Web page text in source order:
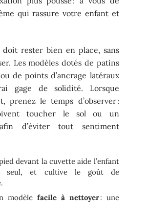
qui rassure votre enfant et
doit rester bien en place, sans
Les modèles dotés de patins
de points d’ancrage latéraux
gage de solidité. Lorsque
prenez le temps d’observer :
toucher le sol ou un
d’éviter tout sentiment
devant la cuvette aide l’enfant
seul, et cultive le goût de
modèle facile à nettoyer: une